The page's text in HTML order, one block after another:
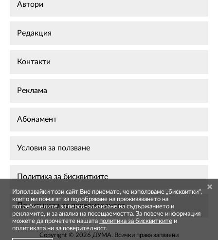
Автори
Редакция
Контакти
Реклама
Абонамент
Условия за ползване
Политика за бисквитките
Политиката за поверителност
Copyright © 2026 ДУМА. Всички права запазени
Използвайки този сайт Вие приемате, че използваме „бисквитки",
които ни помагат за подобряване на преживяването на
потребителите, за персонализиране на съдържанието и
рекламите, и за анализ на посещаемостта. За повече информация
можете да прочетете нашата политика за бисквитките и
политиката ни за поверителност.